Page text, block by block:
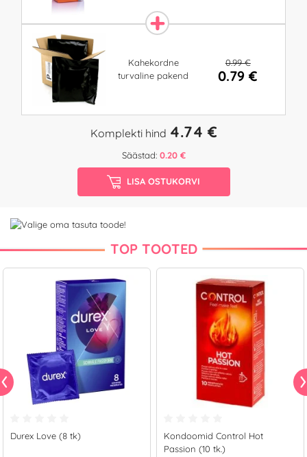
Kahekordne
turvaline pakend
0.99 €
0.79 €
Komplekti hind 4.74 €
Säästad: 0.20 €
LISA OSTUKORVI
TOP TOOTED
Durex Love (8 tk)
Kondoomid Control Hot
Passion (10 tk.)